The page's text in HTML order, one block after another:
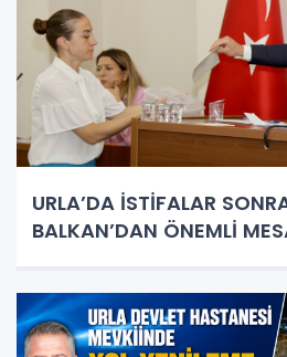
URLA’DA İSTİFALAR
BALKAN’DAN ÖNEMLİ